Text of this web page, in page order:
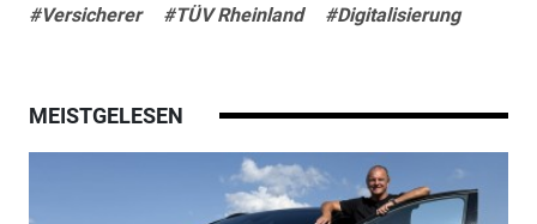
#Versicherer
#TÜV Rheinland #Digitalisierung
MEISTGELESEN